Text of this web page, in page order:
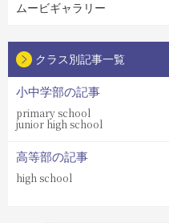
ムービギャラリー
クラス別記事一覧
小中学部の記事
primary school
junior high school
高等部の記事
high school